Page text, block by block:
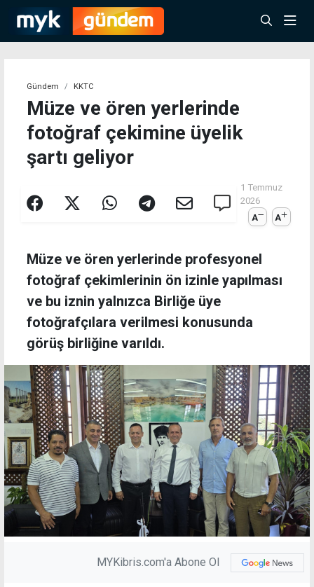
Gündem KKTC
Müze ve ören yerlerinde
fotoğraf çekimine üyelik
şartı geliyor
1 Temmuz
2026
A
A
Müze ve ören yerlerinde profesyonel
fotoğraf çekimlerinin ön izinle yapılması
ve bu iznin yalnızca Birliğe üye
fotoğrafçılara verilmesi konusunda
görüş birliğine varıldı.
MYKibris.com'a Abone Ol